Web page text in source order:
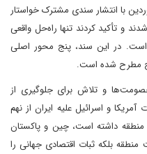
دو کشور سه‌شنبه گذشته، ۱۱ فروردین با انتشار سندی مشترک خواستار
و تأکید کردند تنها راه‌حل واقعی
در این سند، پنج محور اصلی
مطرح شده است.
و تلاش برای جلوگیری از
و اسرائیل علیه ایران از نهم
منطقه داشته است، چین و پاکستان
منطقه بلکه ثبات اقتصادی جهانی را